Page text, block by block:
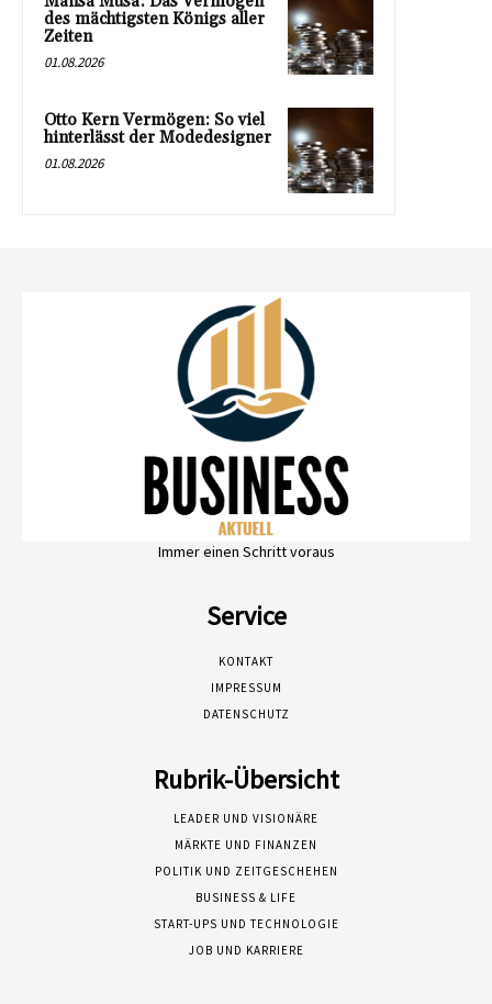
des mächtigsten Königs aller
Zeiten
01.08.2026
Otto Kern Vermögen: So viel
hinterlässt der Modedesigner
01.08.2026
Immer einen Schritt voraus
Service
KONTAKT
IMPRESSUM
DATENSCHUTZ
Rubrik-Übersicht
LEADER UND VISIONÄRE
MÄRKTE UND FINANZEN
POLITIK UND ZEITGESCHEHEN
BUSINESS & LIFE
START-UPS UND TECHNOLOGIE
JOB UND KARRIERE